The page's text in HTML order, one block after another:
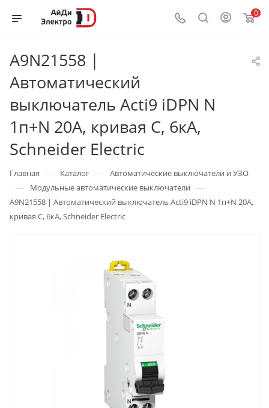
0
A9N21558 |
Автоматический
выключатель Acti9 iDPN N
1п+N 20А, кривая C, 6кА,
Schneider Electric
Главная — Каталог — Автоматические выключатели и УЗО
— Модульные автоматические выключатели —
A9N21558 | Автоматический выключатель Acti9 iDPN N 1п+N 20А,
кривая C, 6кА, Schneider Electric